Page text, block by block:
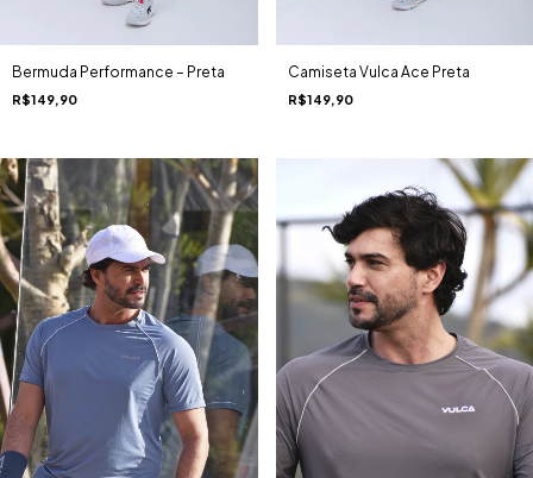
Bermuda Performance – Preta
R$149,90
Camiseta Vulca Ace Preta
R$149,90